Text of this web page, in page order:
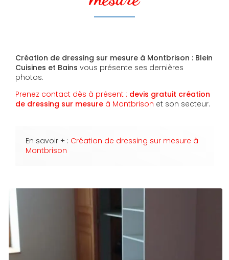
Création de dressing sur mesure à Montbrison : Blein
Cuisines et Bains vous présente ses dernières
photos.
Prenez contact dès à présent : devis gratuit création
de dressing sur mesure à Montbrison et son secteur.
En savoir + : Création de dressing sur mesure à
Montbrison